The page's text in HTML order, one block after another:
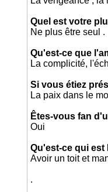
Quel est votre
Ne plus être seul .
Qu'est-ce que
La complicité,
Si vous étiez
La paix dans le
Êtes-vous fan
Oui
Qu'est-ce qui
Avoir un toit et
.